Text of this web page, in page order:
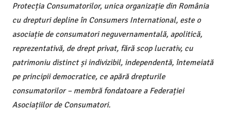
Protecția Consumatorilor, unica organizație din România
cu drepturi depline în Consumers International, este o
asociație de consumatori neguvernamentală, apolitică,
reprezentativă, de drept privat, fără scop lucrativ, cu
patrimoniu distinct și indivizibil, independentă, întemeiată
pe principii democratice, ce apără drepturile
consumatorilor – membră fondatoare a Federației
Asociațiilor de Consumatori.